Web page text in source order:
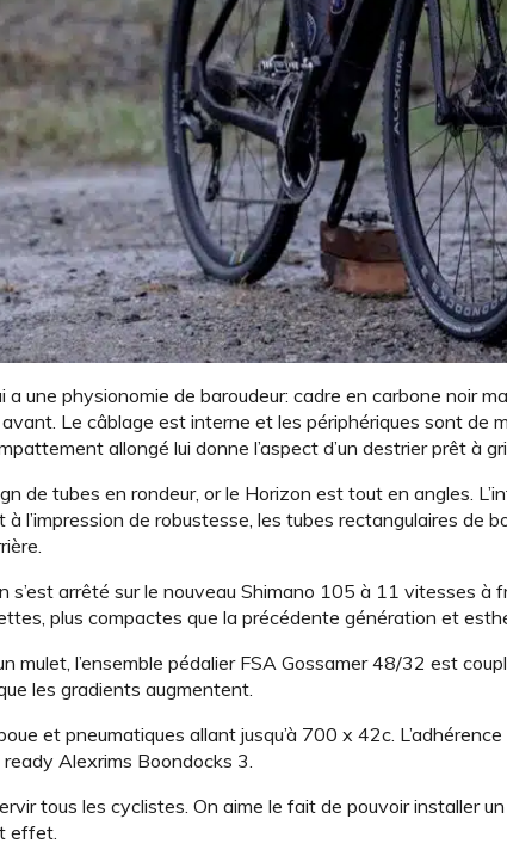
a une physionomie de baroudeur: cadre en carbone noir
Le câblage est interne et les périphériques sont de
allongé lui donne l’aspect d’un destrier prêt à
de tubes en rondeur, or le Horizon est tout en angles.
l’impression de robustesse, les tubes rectangulaires de
arrêté sur le nouveau Shimano 105 à 11 vitesses à
plus compactes que la précédente génération et
mulet, l’ensemble pédalier FSA Gossamer 48/32 est
les gradients augmentent.
et pneumatiques allant jusqu’à 700 x 42c.
Alexrims Boondocks 3.
tous les cyclistes. On aime le fait de pouvoir installer
effet.